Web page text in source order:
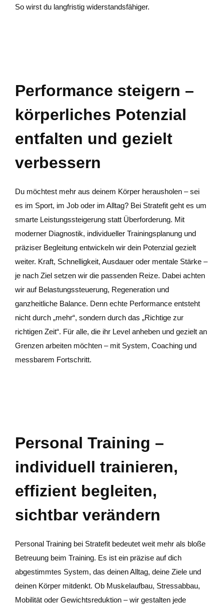
So wirst du langfristig widerstandsfähiger.
Performance steigern –
körperliches Potenzial
entfalten und gezielt
verbessern
Du möchtest mehr aus deinem Körper herausholen – sei
es im Sport, im Job oder im Alltag? Bei Stratefit geht es um
smarte Leistungssteigerung statt Überforderung. Mit
moderner Diagnostik, individueller Trainingsplanung und
präziser Begleitung entwickeln wir dein Potenzial gezielt
weiter. Kraft, Schnelligkeit, Ausdauer oder mentale Stärke –
je nach Ziel setzen wir die passenden Reize. Dabei achten
wir auf Belastungssteuerung, Regeneration und
ganzheitliche Balance. Denn echte Performance entsteht
nicht durch „mehr“, sondern durch das „Richtige zur
richtigen Zeit“. Für alle, die ihr Level anheben und gezielt an
Grenzen arbeiten möchten – mit System, Coaching und
messbarem Fortschritt.
Personal Training –
individuell trainieren,
effizient begleiten,
sichtbar verändern
Personal Training bei Stratefit bedeutet weit mehr als bloße
Betreuung beim Training. Es ist ein präzise auf dich
abgestimmtes System, das deinen Alltag, deine Ziele und
deinen Körper mitdenkt. Ob Muskelaufbau, Stressabbau,
Mobilität oder Gewichtsreduktion – wir gestalten jede